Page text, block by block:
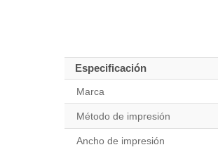
Especificación
Marca
Método de impresión
Ancho de impresión